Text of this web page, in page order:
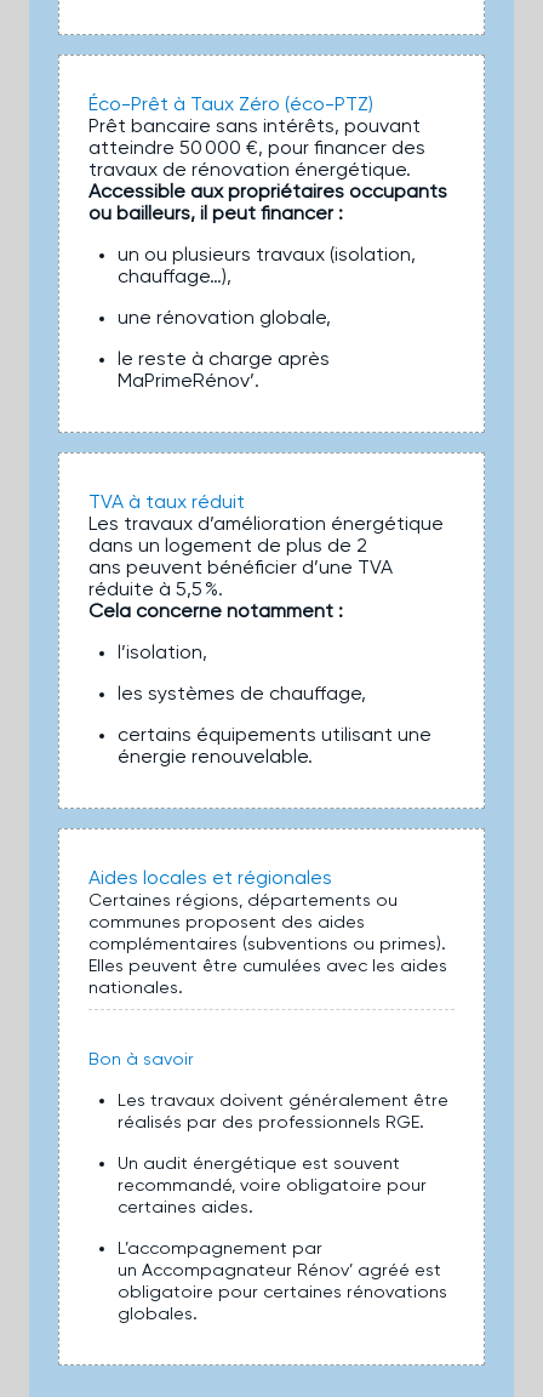
Éco-Prêt à Taux Zéro (éco-PTZ)
Prêt bancaire sans intérêts, pouvant
atteindre 50 000 €, pour financer des
travaux de rénovation énergétique.
Accessible aux propriétaires occupants
ou bailleurs, il peut financer :
un ou plusieurs travaux (isolation,
chauffage…),
une rénovation globale,
le reste à charge après
MaPrimeRénov’.
TVA à taux réduit
Les travaux d’amélioration énergétique
dans un logement de plus de 2
ans peuvent bénéficier d’une TVA
réduite à 5,5 %.
Cela concerne notamment :
l’isolation,
les systèmes de chauffage,
certains équipements utilisant une
énergie renouvelable.
Aides locales et régionales
Certaines régions, départements ou
communes proposent des aides
complémentaires (subventions ou primes).
Elles peuvent être cumulées avec les aides
nationales.
Bon à savoir
Les travaux doivent généralement être
réalisés par des professionnels RGE.
Un audit énergétique est souvent
recommandé, voire obligatoire pour
certaines aides.
L’accompagnement par
un Accompagnateur Rénov’ agréé est
obligatoire pour certaines rénovations
globales.